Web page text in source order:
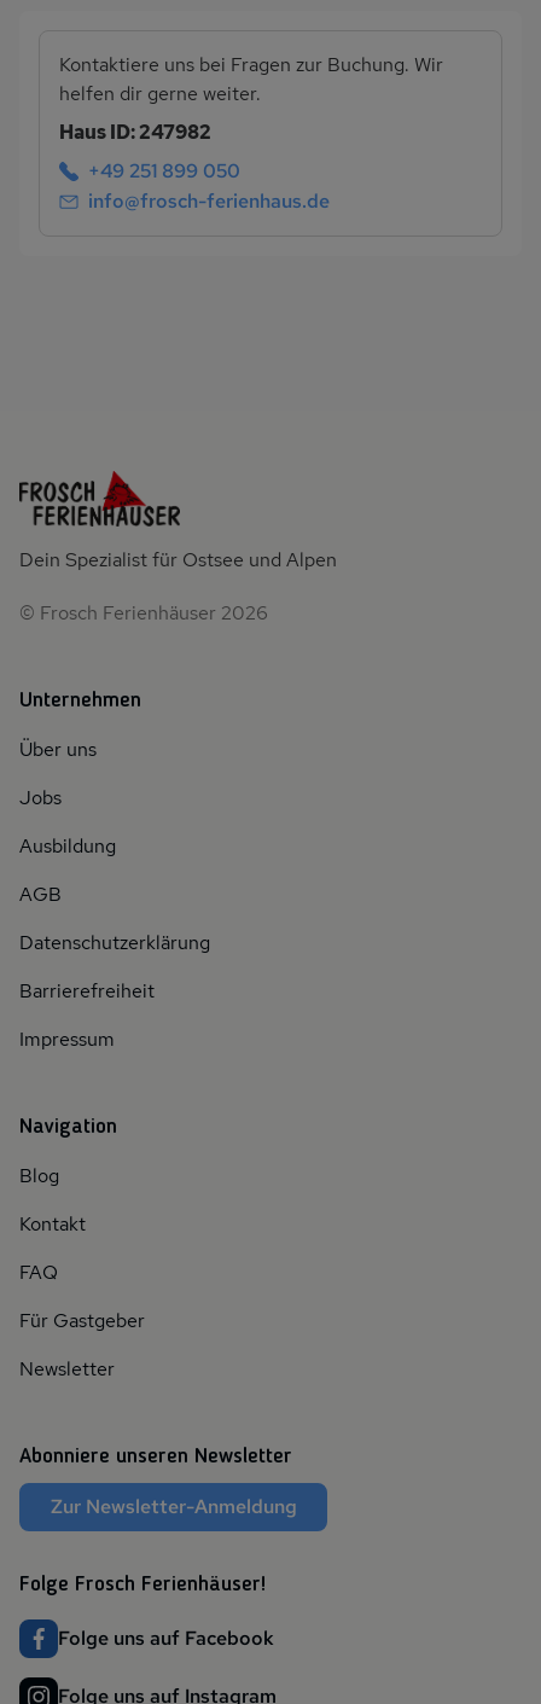
Kontaktiere uns bei Fragen zur Buchung. Wir
helfen dir gerne weiter.
Haus ID: 247982
+49 251 899 050
info@frosch-ferienhaus.de
Dein Spezialist für Ostsee und Alpen
© Frosch Ferienhäuser 2026
Unternehmen
Über uns
Jobs
Ausbildung
AGB
Datenschutzerklärung
Barrierefreiheit
Impressum
Navigation
Blog
Kontakt
FAQ
Für Gastgeber
Newsletter
Abonniere unseren Newsletter
Zur Newsletter-Anmeldung
Folge Frosch Ferienhäuser!
Folge uns auf Facebook
Folge uns auf Instagram